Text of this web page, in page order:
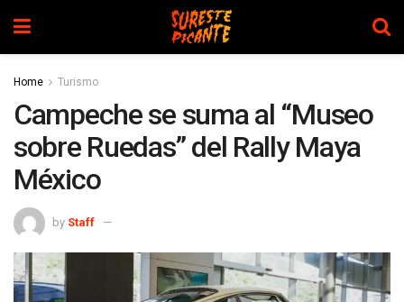
Home Turismo
Campeche se suma al “Museo
sobre Ruedas” del Rally Maya
México
by Staff